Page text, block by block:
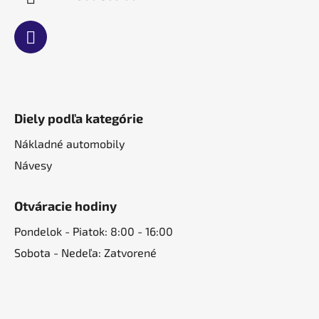
Diely podľa kategórie
Nákladné automobily
Návesy
Otváracie hodiny
Pondelok - Piatok: 8:00 - 16:00
Sobota - Nedeľa: Zatvorené